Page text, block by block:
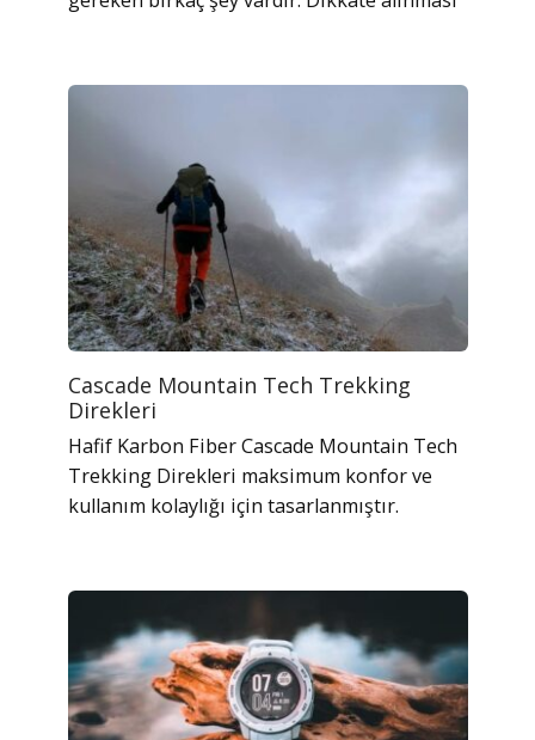
Cascade Mountain Tech Trekking
Direkleri
Hafif Karbon Fiber Cascade Mountain Tech
Trekking Direkleri maksimum konfor ve
kullanım kolaylığı için tasarlanmıştır.